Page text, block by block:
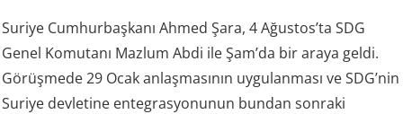
Suriye Cumhurbaşkanı Ahmed Şara, 4 Ağustos’ta SDG
Genel Komutanı Mazlum Abdi ile Şam’da bir araya geldi.
Görüşmede 29 Ocak anlaşmasının uygulanması ve SDG’nin
Suriye devletine entegrasyonunun bundan sonraki